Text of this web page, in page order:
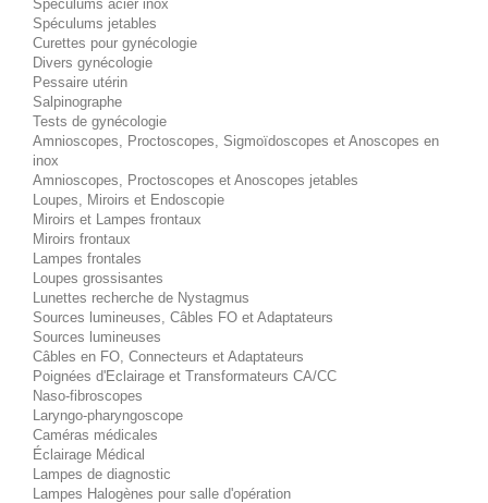
Spéculums acier inox
Spéculums jetables
Curettes pour gynécologie
Divers gynécologie
Pessaire utérin
Salpinographe
Tests de gynécologie
Amnioscopes, Proctoscopes, Sigmoïdoscopes et Anoscopes en
inox
Amnioscopes, Proctoscopes et Anoscopes jetables
Loupes, Miroirs et Endoscopie
Miroirs et Lampes frontaux
Miroirs frontaux
Lampes frontales
Loupes grossisantes
Lunettes recherche de Nystagmus
Sources lumineuses, Câbles FO et Adaptateurs
Sources lumineuses
Câbles en FO, Connecteurs et Adaptateurs
Poignées d'Eclairage et Transformateurs CA/CC
Naso-fibroscopes
Laryngo-pharyngoscope
Caméras médicales
Éclairage Médical
Lampes de diagnostic
Lampes Halogènes pour salle d'opération